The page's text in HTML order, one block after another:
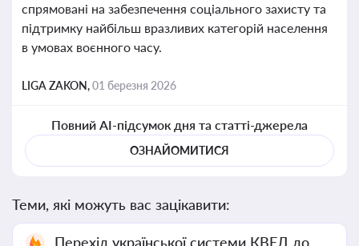
спрямовані на забезпечення соціального захисту та
підтримку найбільш вразливих категорій населення
в умовах воєнного часу.
LIGA ZAKON,01 березня 2026
Повний AI-підсумок дня та статті-джерела
ОЗНАЙОМИТИСЯ
Теми, які можуть вас зацікавити:
Перехід української системи КВЕД до